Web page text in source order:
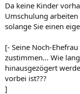
Da keine Kinder
Umschulung
solange Sie einen
[- Seine Noch-
zustimmen... Wie
hinausgezögert
vorbei ist???
]